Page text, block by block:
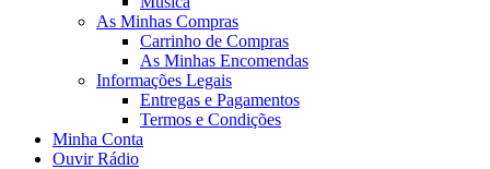
As Minhas Compras
Carrinho de Compras
As Minhas Encomendas
Informações Legais
Entregas e Pagamentos
Termos e Condições
Minha Conta
Ouvir Rádio